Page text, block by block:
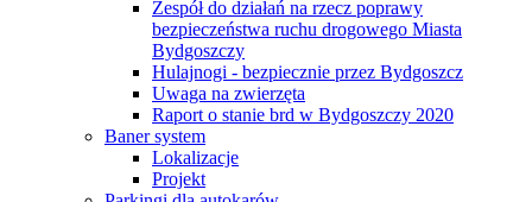
Zespół do działań na rzecz poprawy
bezpieczeństwa ruchu drogowego Miasta
Bydgoszczy
Hulajnogi - bezpiecznie przez Bydgoszcz
Uwaga na zwierzęta
Raport o stanie brd w Bydgoszczy 2020
Baner system
Lokalizacje
Projekt